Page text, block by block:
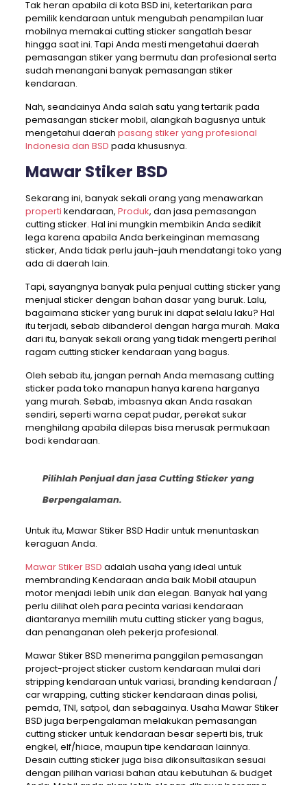
Tak heran apabila di kota BSD ini, ketertarikan para
pemilik kendaraan untuk mengubah penampilan luar
mobilnya memakai cutting sticker sangatlah besar
hingga saat ini. Tapi Anda mesti mengetahui daerah
pemasangan stiker yang bermutu dan profesional serta
sudah menangani banyak pemasangan stiker
kendaraan.
Nah, seandainya Anda salah satu yang tertarik pada
pemasangan sticker mobil, alangkah bagusnya untuk
mengetahui daerah pasang stiker yang profesional
Indonesia dan BSD pada khususnya.
Mawar Stiker BSD
Sekarang ini, banyak sekali orang yang menawarkan
properti kendaraan, Produk, dan jasa pemasangan
cutting sticker. Hal ini mungkin membikin Anda sedikit
lega karena apabila Anda berkeinginan memasang
sticker, Anda tidak perlu jauh-jauh mendatangi toko yang
ada di daerah lain.
Tapi, sayangnya banyak pula penjual cutting sticker yang
menjual sticker dengan bahan dasar yang buruk. Lalu,
bagaimana sticker yang buruk ini dapat selalu laku? Hal
itu terjadi, sebab dibanderol dengan harga murah. Maka
dari itu, banyak sekali orang yang tidak mengerti perihal
ragam cutting sticker kendaraan yang bagus.
Oleh sebab itu, jangan pernah Anda memasang cutting
sticker pada toko manapun hanya karena harganya
yang murah. Sebab, imbasnya akan Anda rasakan
sendiri, seperti warna cepat pudar, perekat sukar
menghilang apabila dilepas bisa merusak permukaan
bodi kendaraan.
Pilihlah Penjual dan jasa Cutting Sticker yang
Berpengalaman.
Untuk itu, Mawar Stiker BSD Hadir untuk menuntaskan
keraguan Anda.
Mawar Stiker BSD adalah usaha yang ideal untuk
membranding Kendaraan anda baik Mobil ataupun
motor menjadi lebih unik dan elegan. Banyak hal yang
perlu dilihat oleh para pecinta variasi kendaraan
diantaranya memilih mutu cutting sticker yang bagus,
dan penanganan oleh pekerja profesional.
Mawar Stiker BSD menerima panggilan pemasangan
project-project sticker custom kendaraan mulai dari
stripping kendaraan untuk variasi, branding kendaraan /
car wrapping, cutting sticker kendaraan dinas polisi,
pemda, TNI, satpol, dan sebagainya. Usaha Mawar Stiker
BSD juga berpengalaman melakukan pemasangan
cutting sticker untuk kendaraan besar seperti bis, truk
engkel, elf/hiace, maupun tipe kendaraan lainnya.
Desain cutting sticker juga bisa dikonsultasikan sesuai
dengan pilihan variasi bahan atau kebutuhan & budget